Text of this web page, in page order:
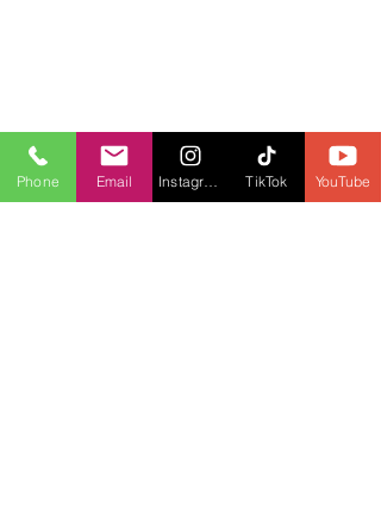
Phone Email TikTok YouTube